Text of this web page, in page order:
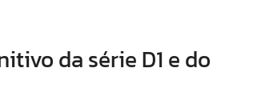
da série D1 e do